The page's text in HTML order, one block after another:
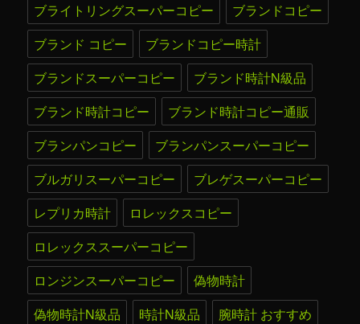
ブライトリングスーパーコピー
ブランドコピー
ブランド コピー
ブランドコピー時計
ブランドスーパーコピー
ブランド時計N級品
ブランド時計コピー
ブランド時計コピー通販
ブランパンコピー
ブランパンスーパーコピー
ブルガリスーパーコピー
ブレゲスーパーコピー
レプリカ時計
ロレックスコピー
ロレックススーパーコピー
ロンジンスーパーコピー
偽物時計
偽物時計N級品
時計N級品 腕時計 おすすめ